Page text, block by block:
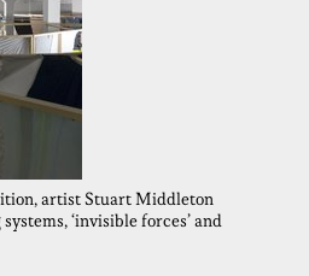
artist Stuart Middleton
‘invisible forces’ and